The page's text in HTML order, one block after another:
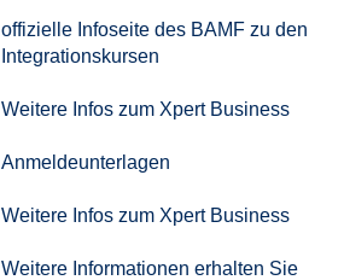
offizielle Infoseite des BAMF zu den
Integrationskursen
Weitere Infos zum Xpert Business
Anmeldeunterlagen
Weitere Infos zum Xpert Business
Weitere Informationen erhalten Sie